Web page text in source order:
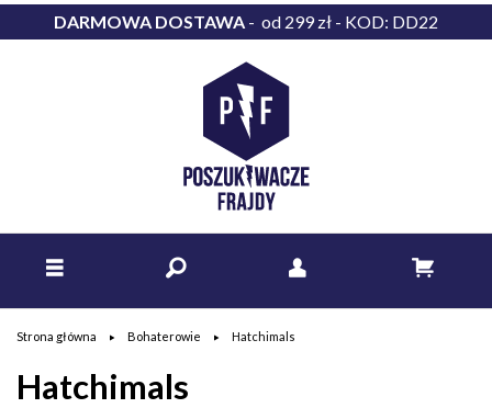
DARMOWA DOSTAWA - od 299 zł - KOD: DD22
Strona główna Bohaterowie Hatchimals
Hatchimals